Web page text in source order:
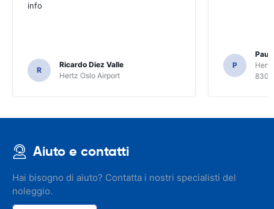
info
R
Ricardo Diez Valle
Hertz Oslo Airport
P
Paul
8300
Aiuto e contatti
Hai bisogno di aiuto? Contatta i nostri specialisti del
noleggio.